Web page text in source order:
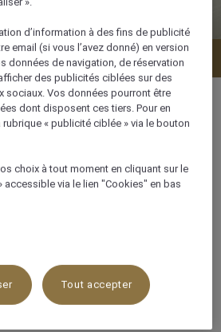
la disponibilité
cette chambre
d’information à des fins de publicité
email (si vous l’avez donné) en version
données de navigation, de réservation
des publicités ciblées sur des
sociaux. Vos données pourront être
dont disposent ces tiers. Pour en
« publicité ciblée » via le bouton
choix à tout moment en cliquant sur le
accessible via le lien "Cookies" en bas
Tout accepter